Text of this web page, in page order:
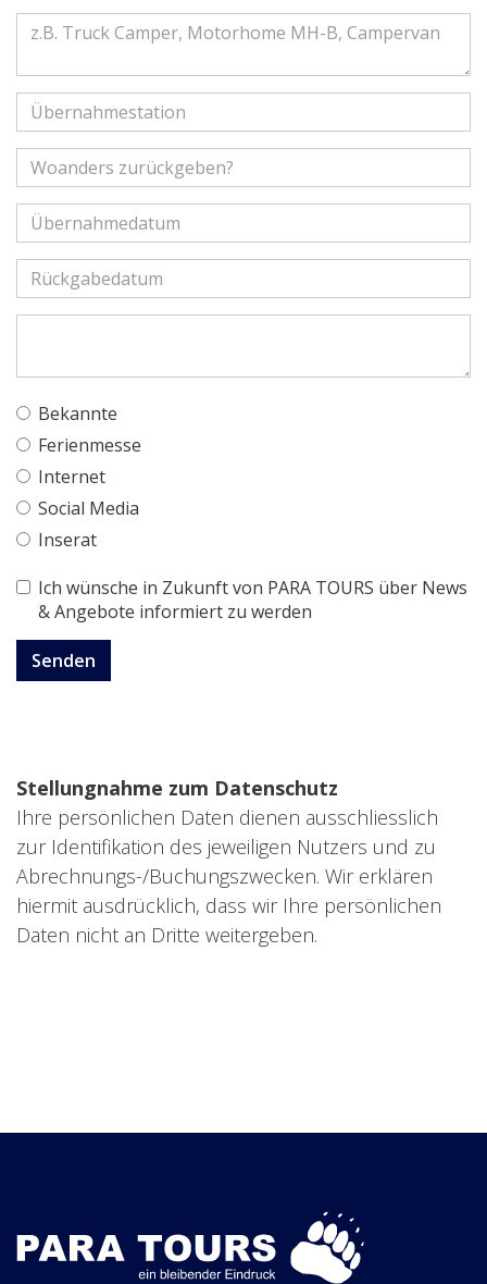
Bekannte
Ferienmesse
Internet
Social Media
Inserat
Ich wünsche in Zukunft von PARA TOURS über News
& Angebote informiert zu werden
Senden
Stellungnahme zum Datenschutz
Ihre persönlichen Daten dienen ausschliesslich
zur Identifikation des jeweiligen Nutzers und zu
Abrechnungs-/Buchungszwecken. Wir erklären
hiermit ausdrücklich, dass wir Ihre persönlichen
Daten nicht an Dritte weitergeben.